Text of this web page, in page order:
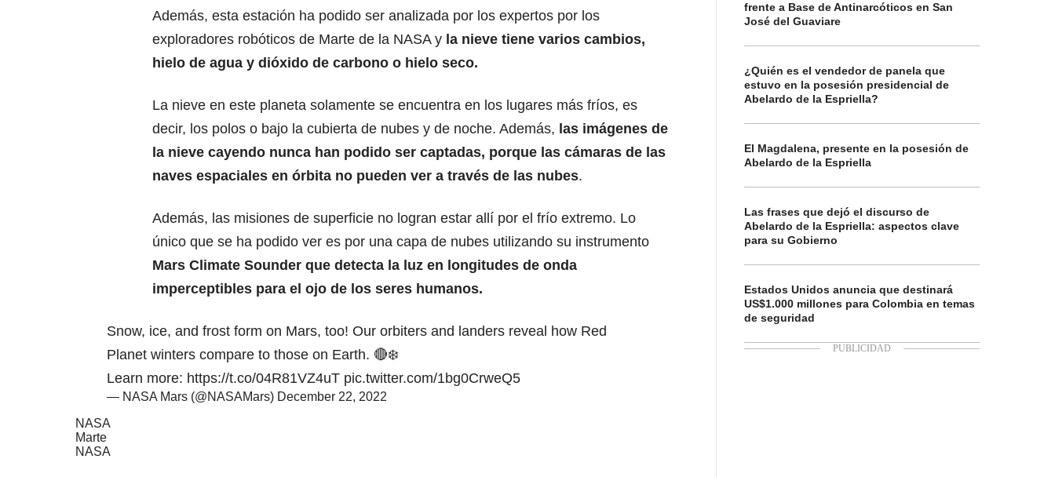
Además, esta estación ha podido ser analizada por los expertos por los
exploradores robóticos de Marte de la NASA y la nieve tiene varios cambios,
hielo de agua y dióxido de carbono o hielo seco.
La nieve en este planeta solamente se encuentra en los lugares más fríos, es
decir, los polos o bajo la cubierta de nubes y de noche. Además, las imágenes de
la nieve cayendo nunca han podido ser captadas, porque las cámaras de las
naves espaciales en órbita no pueden ver a través de las nubes.
Además, las misiones de superficie no logran estar allí por el frío extremo. Lo
único que se ha podido ver es por una capa de nubes utilizando su instrumento
Mars Climate Sounder que detecta la luz en longitudes de onda
imperceptibles para el ojo de los seres humanos.
Snow, ice, and frost form on Mars, too! Our orbiters and landers reveal how Red
Planet winters compare to those on Earth. 🔴❄️
Learn more: https://t.co/04R81VZ4uT pic.twitter.com/1bg0CrweQ5
— NASA Mars (@NASAMars) December 22, 2022
NASA
Marte
NASA
frente a Base de Antinarcóticos en San
José del Guaviare
¿Quién es el vendedor de panela que
estuvo en la posesión presidencial de
Abelardo de la Espriella?
El Magdalena, presente en la posesión de
Abelardo de la Espriella
Las frases que dejó el discurso de
Abelardo de la Espriella: aspectos clave
para su Gobierno
Estados Unidos anuncia que destinará
US$1.000 millones para Colombia en temas
de seguridad